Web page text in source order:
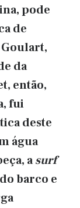
pode
de
da
então,
fui
deste
água
asurf
barco e